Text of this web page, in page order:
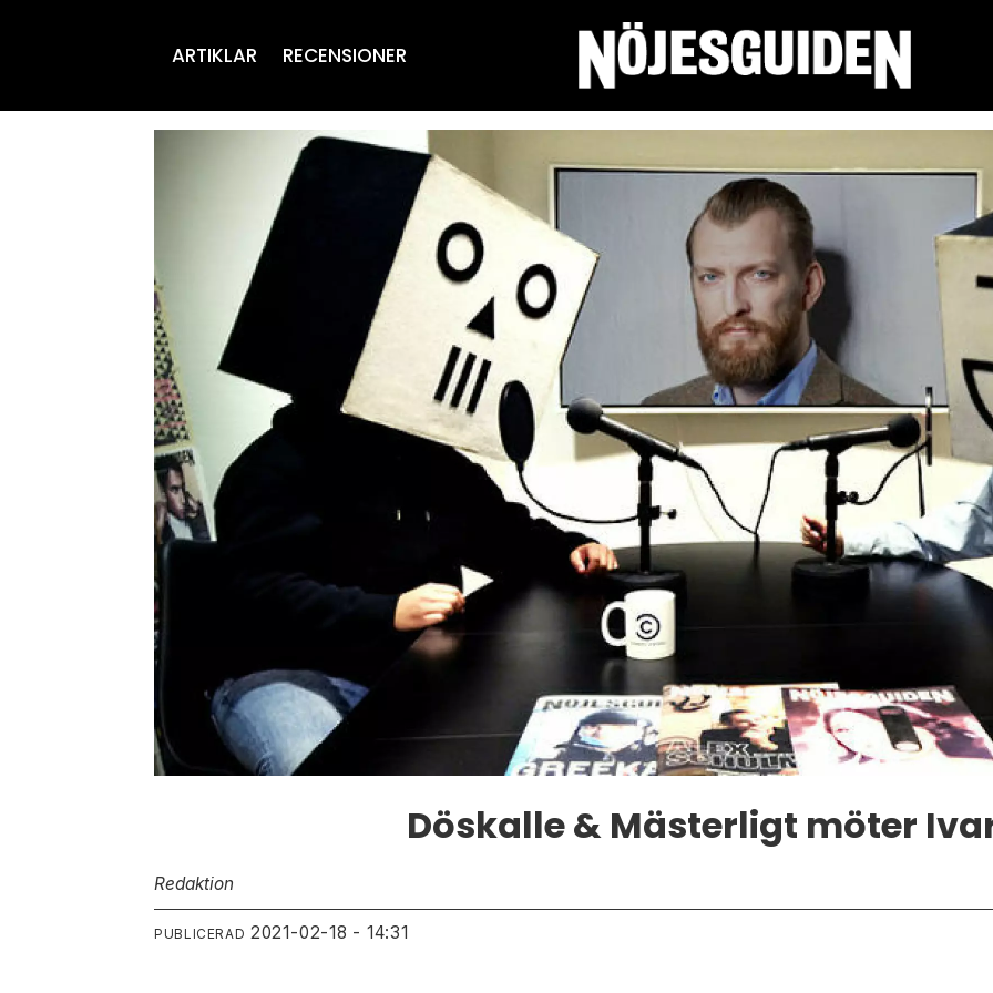
ARTIKLAR RECENSIONER
Döskalle & Mästerligt möter
Redaktion
PUBLICERAD 2021-02-18 - 14:31